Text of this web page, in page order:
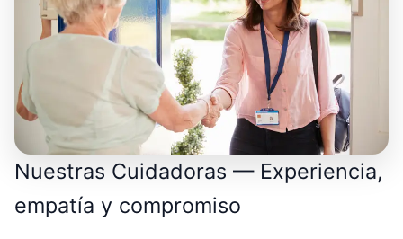
Nuestras Cuidadoras — Experiencia,
empatía y compromiso